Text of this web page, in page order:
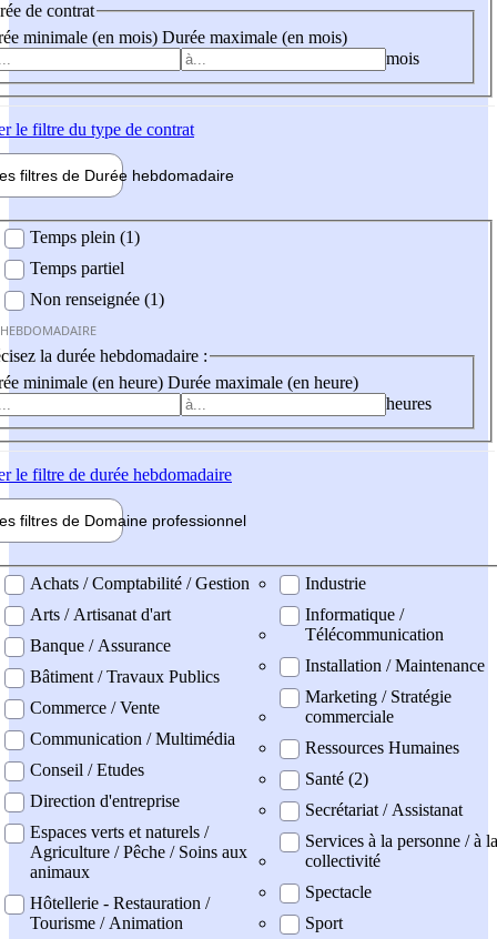
de contrat
minimale (en mois) Durée maximale (en mois)
mois
le filtre du type de contrat
filtres de Durée hebdomadaire
Temps plein (1)
Temps partiel
Non renseignée (1)
la durée hebdomadaire :
minimale (en heure) Durée maximale (en heure)
heures
le filtre de durée hebdomadaire
filtres de Domaine professionnel
professionel
Achats / Comptabilité / Gestion
Arts / Artisanat d'art
Banque / Assurance
Bâtiment / Travaux Publics
Commerce / Vente
Communication / Multimédia
Conseil / Etudes
Direction d'entreprise
Espaces verts et naturels /
Agriculture / Pêche / Soins aux
animaux
Hôtellerie - Restauration /
Tourisme / Animation
Industrie
Informatique /
Télécommunication
Installation / Maintenance
Marketing / Stratégie
commerciale
Ressources Humaines
Santé (2)
Secrétariat / Assistanat
Services à la personne / à la
collectivité
Spectacle
Sport